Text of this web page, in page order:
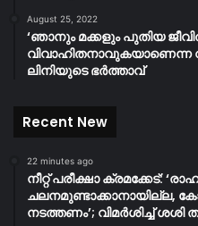
August 25, 2022
‘ഞാനും മക്കളും പുതിയ
വിവാഹിതനാവുകയാണെന്ന
ലിനിയുടെ ഭർത്താവ്
Recent New
22 minutes ago
നീറ്റ് പരീക്ഷാ ക്രമക്കേട്:
ചലനമുണ്ടാക്കാനായില്ല,
നടത്തണം’; വിമർശിച്ച് ശശി